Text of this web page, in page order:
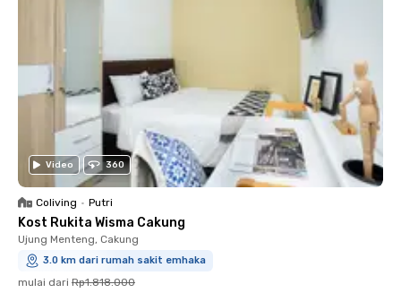
Video 360
Coliving • Putri
Kost Rukita Wisma Cakung
Ujung Menteng, Cakung
3.0 km dari rumah sakit emhaka
mulai dari Rp1.818.000